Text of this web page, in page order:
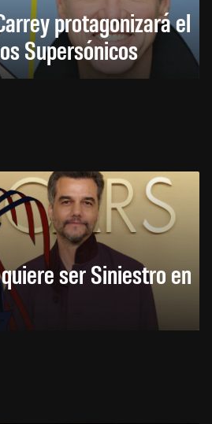
protagonizará el
Supersónicos
ser Siniestro en